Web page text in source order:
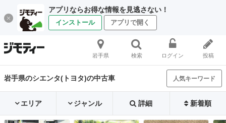
アプリならお得な情報を見逃さない！
インストール アプリで開く
岩手県 検索 ログイン 投稿
岩手県のシエンタ(トヨタ)の中古車 人気キーワード
エリア ジャンル 詳細 新着順